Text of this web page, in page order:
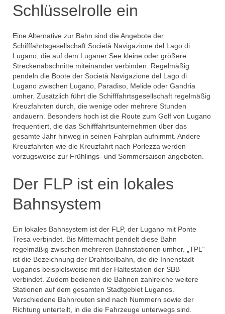
Schlüsselrolle ein
Eine Alternative zur Bahn sind die Angebote der
Schifffahrtsgesellschaft Società Navigazione del Lago di
Lugano, die auf dem Luganer See kleine oder größere
Streckenabschnitte miteinander verbinden. Regelmäßig
pendeln die Boote der Società Navigazione del Lago di
Lugano zwischen Lugano, Paradiso, Melide oder Gandria
umher. Zusätzlich führt die Schifffahrtsgesellschaft regelmäßig
Kreuzfahrten durch, die wenige oder mehrere Stunden
andauern. Besonders hoch ist die Route zum Golf von Lugano
frequentiert, die das Schifffahrtsunternehmen über das
gesamte Jahr hinweg in seinen Fahrplan aufnimmt. Andere
Kreuzfahrten wie die Kreuzfahrt nach Porlezza werden
vorzugsweise zur Frühlings- und Sommersaison angeboten.
Der FLP ist ein lokales
Bahnsystem
Ein lokales Bahnsystem ist der FLP, der Lugano mit Ponte
Tresa verbindet. Bis Mitternacht pendelt diese Bahn
regelmäßig zwischen mehreren Bahnstationen umher. „TPL“
ist die Bezeichnung der Drahtseilbahn, die die Innenstadt
Luganos beispielsweise mit der Haltestation der SBB
verbindet. Zudem bedienen die Bahnen zahlreiche weitere
Stationen auf dem gesamten Stadtgebiet Luganos.
Verschiedene Bahnrouten sind nach Nummern sowie der
Richtung unterteilt, in die die Fahrzeuge unterwegs sind.